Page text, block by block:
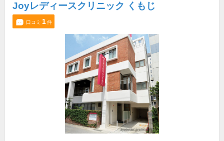
Joyレディースクリニック くもじ
口コミ 1件